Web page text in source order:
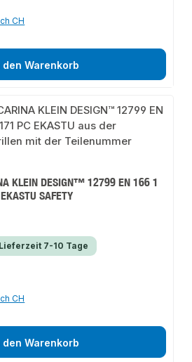
CH
den Warenkorb
KLEIN DESIGN™ 12799 EN 166 1
SAFETY
7-10 Tage
CH
den Warenkorb